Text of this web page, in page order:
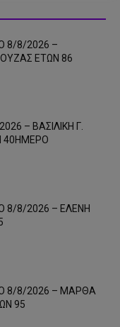
8/8/2026 –
ΕΤΩΝ 86
– ΒΑΣΙΛΙΚΗ Γ.
40ΗΜΕΡΟ
8/8/2026 – ΕΛΕΝΗ
8/8/2026 – ΜΑΡΘΑ
95